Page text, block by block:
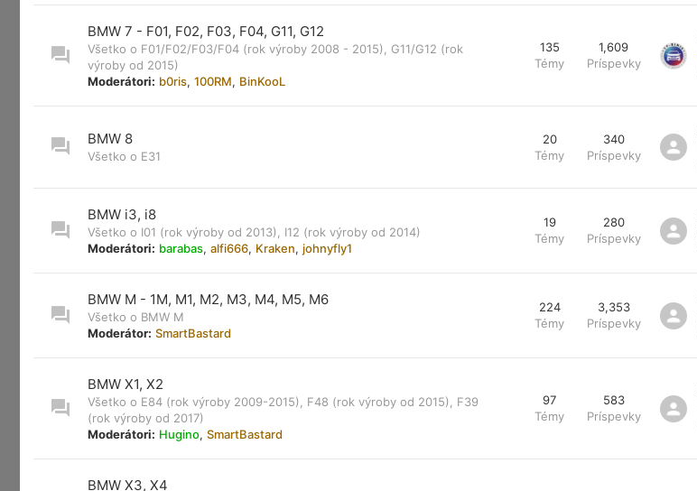
BMW 7 - F01, F02, F03, F04, G11, G12
Všetko o F01/F02/F03/F04 (rok výroby 2008 - 2015), G11/G12 (rok
výroby od 2015)
Moderátori: b0ris, 100RM, BinKooL
135
Témy
1,609
Príspevky
BMW 8
Všetko o E31
20
Témy
340
Príspevky
BMW i3, i8
Všetko o I01 (rok výroby od 2013), I12 (rok výroby od 2014)
Moderátori: barabas, alfi666, Kraken, johnyfly1
19
Témy
280
Príspevky
BMW M - 1M, M1, M2, M3, M4, M5, M6
Všetko o BMW M
Moderátor: SmartBastard
224
Témy
3,353
Príspevky
BMW X1, X2
Všetko o E84 (rok výroby 2009-2015), F48 (rok výroby od 2015), F39
(rok výroby od 2017)
Moderátori: Hugino, SmartBastard
97
Témy
583
Príspevky
BMW X3, X4